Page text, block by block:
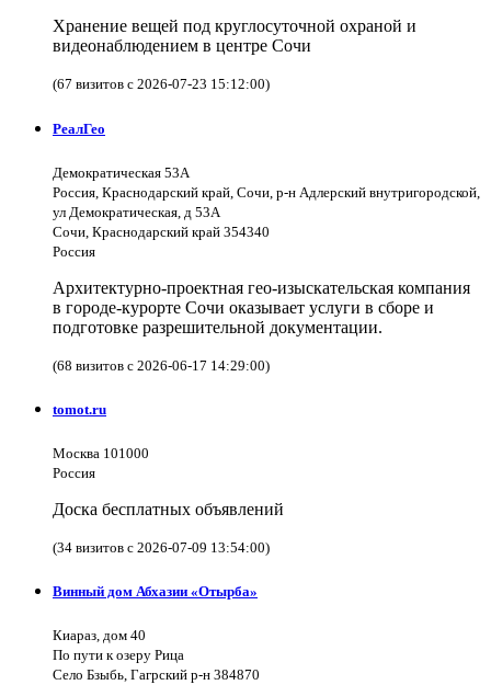
Хранение вещей под круглосуточной охраной и
видеонаблюдением в центре Сочи
(67 визитов с 2026-07-23 15:12:00)
РеалГео
Демократическая 53А
Россия, Краснодарский край, Сочи, р-н Адлерский внутригородской,
ул Демократическая, д 53А
Сочи, Краснодарский край 354340
Россия
Архитектурно-проектная гео-изыскательская компания
в городе-курорте Сочи оказывает услуги в сборе и
подготовке разрешительной документации.
(68 визитов с 2026-06-17 14:29:00)
tomot.ru
Москва 101000
Россия
Доска бесплатных объявлений
(34 визитов с 2026-07-09 13:54:00)
Винный дом Абхазии «Отырба»
Киараз, дом 40
По пути к озеру Рица
Село Бзыбь, Гагрский р-н 384870